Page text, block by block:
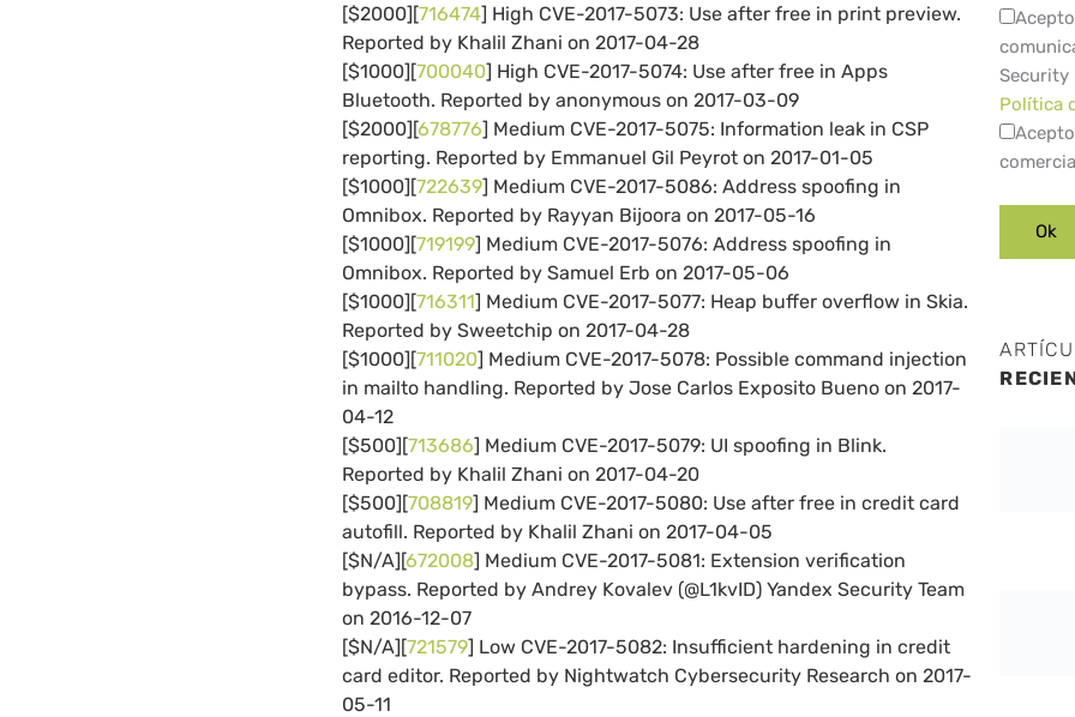
[$2000][716474] High CVE-2017-5073: Use after free in print preview.
Reported by Khalil Zhani on 2017-04-28
[$1000][700040] High CVE-2017-5074: Use after free in Apps
Bluetooth. Reported by anonymous on 2017-03-09
[$2000][678776] Medium CVE-2017-5075: Information leak in CSP
reporting. Reported by Emmanuel Gil Peyrot on 2017-01-05
[$1000][722639] Medium CVE-2017-5086: Address spoofing in
Omnibox. Reported by Rayyan Bijoora on 2017-05-16
[$1000][719199] Medium CVE-2017-5076: Address spoofing in
Omnibox. Reported by Samuel Erb on 2017-05-06
[$1000][716311] Medium CVE-2017-5077: Heap buffer overflow in Skia.
Reported by Sweetchip on 2017-04-28
[$1000][711020] Medium CVE-2017-5078: Possible command injection
in mailto handling. Reported by Jose Carlos Exposito Bueno on 2017-
04-12
[$500][713686] Medium CVE-2017-5079: UI spoofing in Blink.
Reported by Khalil Zhani on 2017-04-20
[$500][708819] Medium CVE-2017-5080: Use after free in credit card
autofill. Reported by Khalil Zhani on 2017-04-05
[$N/A][672008] Medium CVE-2017-5081: Extension verification
bypass. Reported by Andrey Kovalev (@L1kvID) Yandex Security Team
on 2016-12-07
[$N/A][721579] Low CVE-2017-5082: Insufficient hardening in credit
card editor. Reported by Nightwatch Cybersecurity Research on 2017-
05-11
Security
Política